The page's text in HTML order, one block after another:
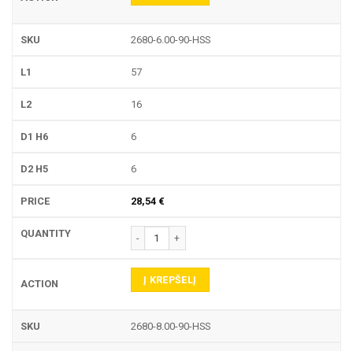
2680-6.00-90-HSS
57
16
6
6
28,54 €
produkto kiekis: 2680-90-HSS NC CENTRAVIMO
Į KREPŠELĮ
2680-8.00-90-HSS